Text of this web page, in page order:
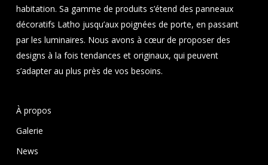
habitation. Sa gamme de produits s’étend des panneaux
décoratifs Latho jusqu’aux poignées de porte, en passant
par les luminaires. Nous avons à cœur de proposer des
designs à la fois tendances et originaux, qui peuvent
s’adapter au plus près de vos besoins.
À propos
Galerie
News